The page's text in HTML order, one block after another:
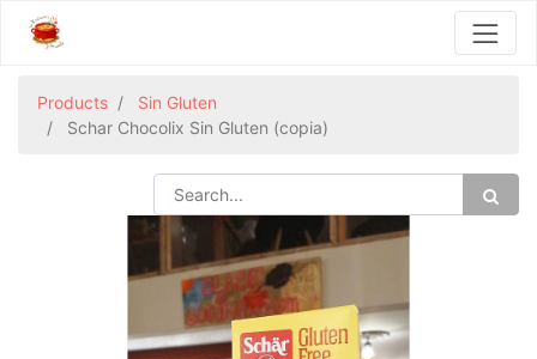
Products
Sin Gluten
Schar Chocolix Sin Gluten (copia)